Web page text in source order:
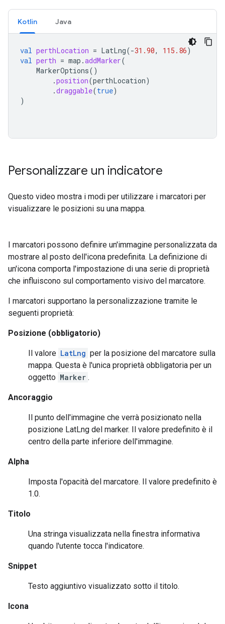
Kotlin Java
val perthLocation = LatLng(-31.90, 115.86)
val perth = map .addMarker(
MarkerOptions()
.position(perthLocation)
.draggable(true)
)
Personalizzare un indicatore
Questo video mostra i modi per utilizzare i marcatori per
visualizzare le posizioni su una mappa.
I marcatori possono definire un'immagine personalizzata da
mostrare al posto dell'icona predefinita. La definizione di
un'icona comporta l'impostazione di una serie di proprietà
che influiscono sul comportamento visivo del marcatore.
I marcatori supportano la personalizzazione tramite le
seguenti proprietà:
Posizione (obbligatorio)
Il valore LatLng per la posizione del marcatore sulla
mappa. Questa è l'unica proprietà obbligatoria per un
oggetto Marker .
Ancoraggio
Il punto dell'immagine che verrà posizionato nella
posizione LatLng del marker. Il valore predefinito è il
centro della parte inferiore dell'immagine.
Alpha
Imposta l'opacità del marcatore. Il valore predefinito è
1.0.
Titolo
Una stringa visualizzata nella finestra informativa
quando l'utente tocca l'indicatore.
Snippet
Testo aggiuntivo visualizzato sotto il titolo.
Icona